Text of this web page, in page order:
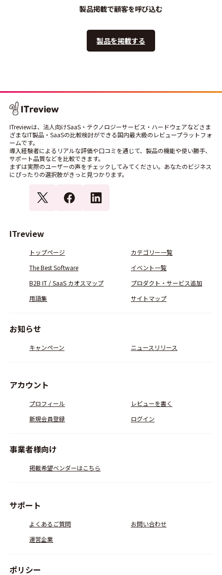
製品掲載で顧客を呼び込む
製品を掲載する
ITreviewは、法人向けSaaS・テクノロジーサービス・ハードウェアなどさま
ざまなIT製品・SaaSの比較検討ができる国内最大級のレビュープラットフォ
ームです。
導入経験者によるリアルな評価や口コミを通じて、製品の機能や使い勝手、
サポート品質などを比較できます。
まずは実際のユーザーの声をチェックしてみてください。あなたのビジネス
にぴったりの選択肢がきっと見つかります。
ITreview
トップページ
カテゴリー一覧
The Best Software
イベント一覧
B2B IT / SaaS カオスマップ
プロダクト・サービス追加
用語集
サイトマップ
お知らせ
キャンペーン ニュースリリース
アカウント
プロフィール
レビューを書く
新規会員登録
ログイン
事業者様向け
掲載希望ベンダーはこちら
サポート
よくあるご質問
お問い合わせ
運営企業
ポリシー